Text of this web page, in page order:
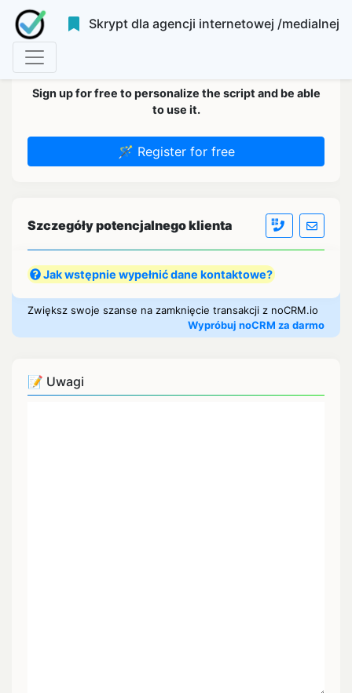
Skrypt dla agencji internetowej /medialnej
Sign up for free to personalize the script and be able
to use it.
🪄 Register for free
Szczegóły potencjalnego klienta
Jak wstępnie wypełnić dane kontaktowe?
Zwiększ swoje szanse na zamknięcie transakcji z noCRM.io
Wypróbuj noCRM za darmo
📝 Uwagi